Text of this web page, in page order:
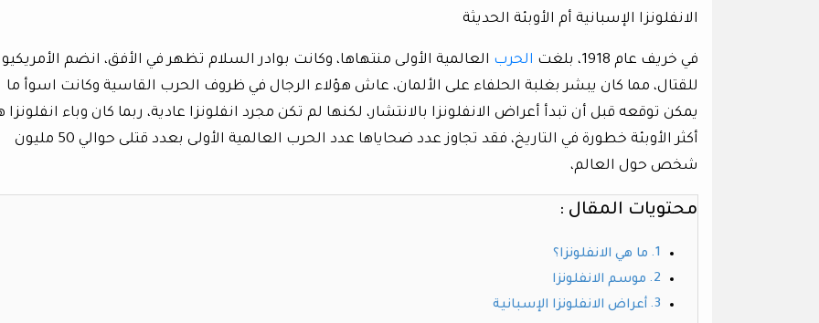
الانفلونزا الإسبانية أم الأوبئة الحديثة
في خريف عام 1918، بلغت الحرب العالمية الأولى منتهاها، وكانت بوادر السلام تظهر في الأفق، انضم
للقتال، مما كان يبشر بغلبة الحلفاء على الألمان، عاش هؤلاء الرجال في ظروف الحرب القاسية وكانت اسوأ ما
يمكن توقعه قبل أن تبدأ أعراض الانفلونزا بالانتشار، لكنها لم تكن مجرد انفلونزا عادية، ربما كان وباء انفلونزا
أكثر الأوبئة خطورة في التاريخ، فقد تجاوز عدد ضحاياها عدد الحرب العالمية الأولى بعدد قتلى حوالي 50 مليون
شخص حول العالم،
محتويات المقال :
ما هي الانفلونزا؟
موسم الانفلونزا
أعراض الانفلونزا الإسبانية